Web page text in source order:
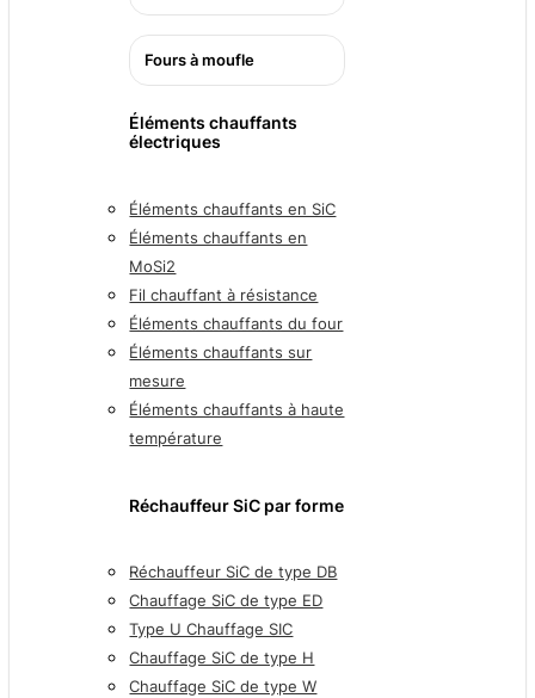
Fours à moufle
Éléments chauffants
électriques
Éléments chauffants en SiC
Éléments chauffants en
MoSi2
Fil chauffant à résistance
Éléments chauffants du four
Éléments chauffants sur
mesure
Éléments chauffants à haute
température
Réchauffeur SiC par forme
Réchauffeur SiC de type DB
Chauffage SiC de type ED
Type U Chauffage SIC
Chauffage SiC de type H
Chauffage SiC de type W